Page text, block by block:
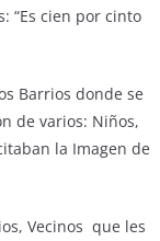
“Es cien por cinto
Barrios donde se
de varios: Niños,
la Imagen de
Vecinos que les